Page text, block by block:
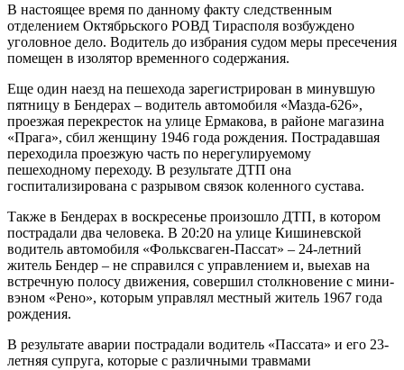
В настоящее время по данному факту следственным
отделением Октябрьского РОВД Тирасполя возбуждено
уголовное дело. Водитель до избрания судом меры пресечения
помещен в изолятор временного содержания.
Еще один наезд на пешехода зарегистрирован в минувшую
пятницу в Бендерах – водитель автомобиля «Мазда-626»,
проезжая перекресток на улице Ермакова, в районе магазина
«Прага», сбил женщину 1946 года рождения. Пострадавшая
переходила проезжую часть по нерегулируемому
пешеходному переходу. В результате ДТП она
госпитализирована с разрывом связок коленного сустава.
Также в Бендерах в воскресенье произошло ДТП, в котором
пострадали два человека. В 20:20 на улице Кишиневской
водитель автомобиля «Фольксваген-Пассат» – 24-летний
житель Бендер – не справился с управлением и, выехав на
встречную полосу движения, совершил столкновение с мини-
вэном «Рено», которым управлял местный житель 1967 года
рождения.
В результате аварии пострадали водитель «Пассата» и его 23-
летняя супруга, которые с различными травмами